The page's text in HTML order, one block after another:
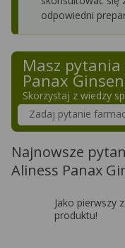
odpowiedni
Masz pytania
Panax
Skorzystaj z wiedzy
Szukaj w
Najnowsze
Aliness Panax
Jako pierwszy
produktu!